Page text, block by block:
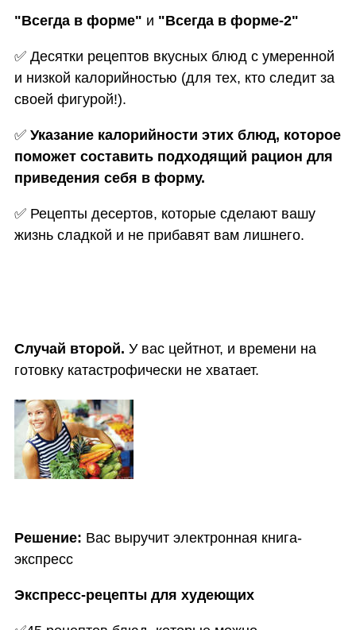
"Всегда в форме" и "Всегда в форме-2"
✅ Десятки рецептов вкусных блюд с умеренной
и низкой калорийностью (для тех, кто следит за
своей фигурой!).
✅ Указание калорийности этих блюд, которое
поможет составить подходящий рацион для
приведения себя в форму.
✅ Рецепты десертов, которые сделают вашу
жизнь сладкой и не прибавят вам лишнего.
Случай второй. У вас цейтнот, и времени на
готовку катастрофически не хватает.
Решение: Вас выручит электронная книга-
экспресс
Экспресс-рецепты для худеющих